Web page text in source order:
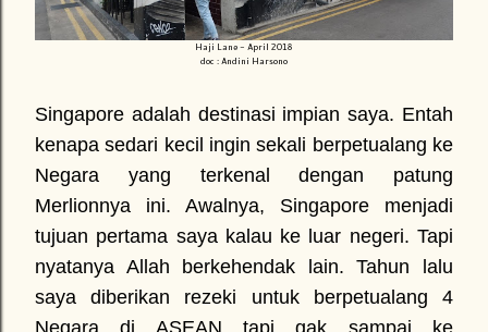
Haji Lane - April 2018
doc : Andini Harsono
Singapore adalah destinasi impian saya. Entah
kenapa sedari kecil ingin sekali berpetualang ke
Negara yang terkenal dengan patung
Merlionnya ini. Awalnya, Singapore menjadi
tujuan pertama saya kalau ke luar negeri. Tapi
nyatanya Allah berkehendak lain. Tahun lalu
saya diberikan rezeki untuk berpetualang 4
Negara di ASEAN tapi gak sampai ke